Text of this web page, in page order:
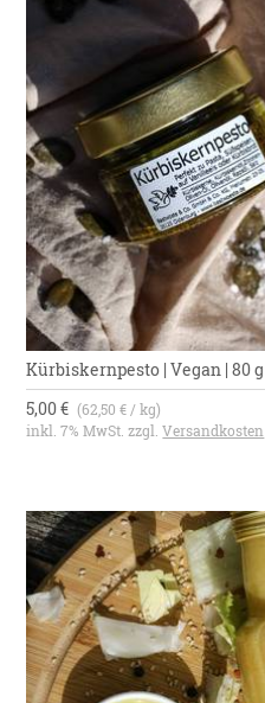
Kürbiskernpesto | Vegan | 80 g
5,00 € (62,50 € / kg)
inkl. 7% MwSt. zzgl.Versandkosten